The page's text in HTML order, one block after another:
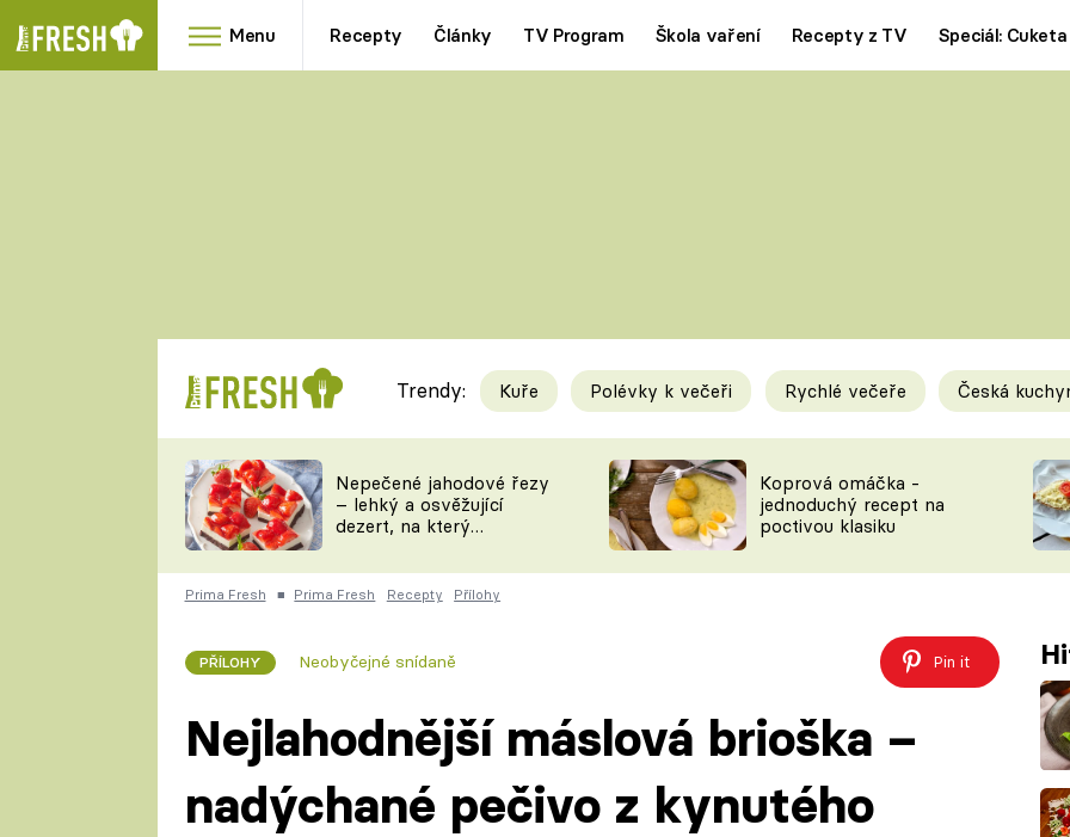
Menu Recepty Články TV Program Škola vaření Recepty z TV Speciál: Cuketa
RYCHLOVKY
Videorecepty
TEĎ VAŘÍ ŠÉF!
ČESKO NA TALÍŘI
KUCHAŘKA
Tipy a triky
KAM ZA JÍDLEM
VYCHYTÁVKY
ČASOPIS
Trendy: Kuře Polévky k večeři Rychlé večeře Česká
Nepečené jahodové řezy
– lehký a osvěžující
dezert, na který
Koprová omáčka -
jednoduchý recept na
poctivou klasiku
Prima Fresh ■ Prima Fresh Recepty Přílohy
PŘÍLOHY Neobyčejné snídaně Pin it
Nejlahodnější máslová brioška –
nadýchané pečivo z kynutého